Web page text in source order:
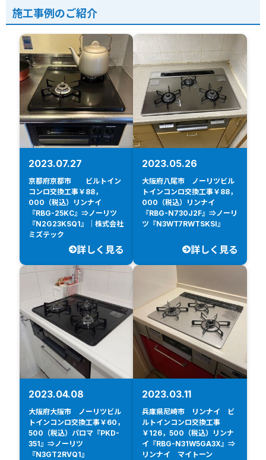
施工事例のご紹介
2023.07.27
京都府京都市 ビルトイン
コンロ交換工事￥88，
000（税込）リンナイ
『RBG-25KC』⇒ノーリツ
『N2G23KSQ1』｜株式会社
ミズテック
詳しく見る
2023.05.26
大阪府八尾市 ノーリツビル
トインコンロ交換工事￥88，
000（税込）リンナイ
『RBG-N730J2F』⇒ノーリ
ツ『N3WT7RWTSKSI』
詳しく見る
2023.04.08
大阪府大阪市 ノーリツビル
トインコンロ交換工事￥60，
500（税込）パロマ『PKD-
351』⇒ノーリツ
『N3GT2RVQ1』
2023.03.11
兵庫県尼崎市 リンナイ ビ
ルトインコンロ交換工事
￥126，500（税込）リンナ
イ『RBG-N31W5GA3X』⇒
リンナイ マイトーン